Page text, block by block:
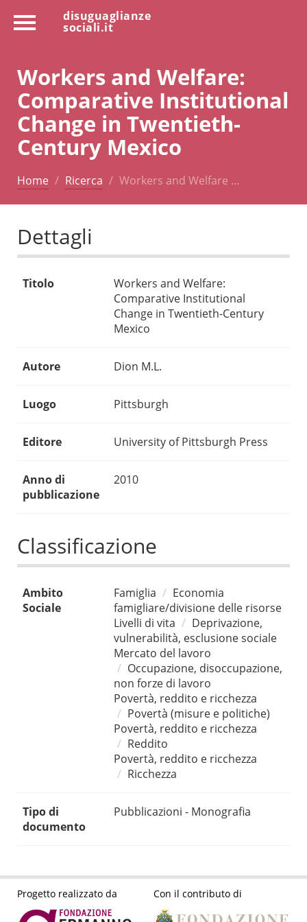
disuguaglianze
sociali.it
Workers and Welfare:
Comparative Institutional
Change in Twentieth-
Century Mexico
Home Ricerca Workers and Welfare …
Dettagli
Titolo
Workers and Welfare:
Comparative Institutional
Change in Twentieth-Century
Mexico
Autore Dion M.L.
Luogo Pittsburgh
Editore University of Pittsburgh Press
Anno di
pubblicazione
2010
Classificazione
Ambito
Sociale
Famiglia
Economia
famigliare/divisione delle risorse
Livelli di vita
Deprivazione,
vulnerabilità, esclusione sociale
Mercato del lavoro
Occupazione, disoccupazione,
non forze di lavoro
Povertà, reddito e ricchezza
Povertà (misure e politiche)
Povertà, reddito e ricchezza
Reddito
Povertà, reddito e ricchezza
Ricchezza
Tipo di
documento
Pubblicazioni - Monografia
Progetto realizzato da Con il contributo di